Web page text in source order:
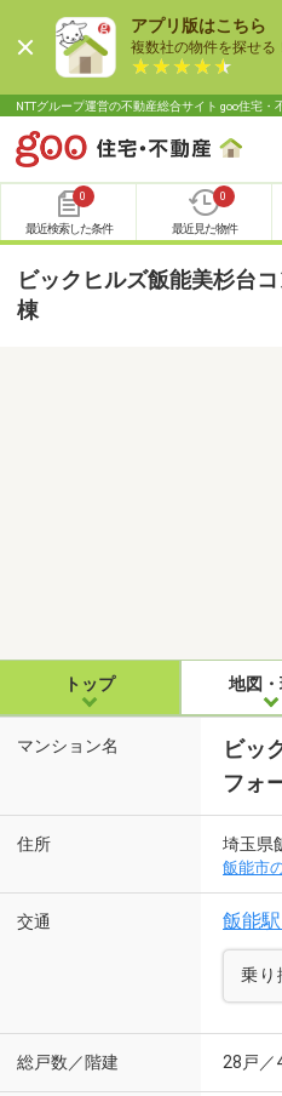
アプリ版はこちら
複数社の物件を探せる
NTTグループ運営の不動産総合サイト goo住宅・
0
最近検索した条件
0
最近見た物件
ビックヒルズ飯能美杉台
棟
トップ 地図
マンション名
ビッ
フォ
住所 埼玉県
飯能市
交通 飯能
乗り
総戸数／階建 28戸／